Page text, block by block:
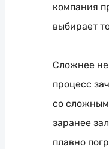
компания
выбирает
Сложнее
процесс
со
заранее
плавно